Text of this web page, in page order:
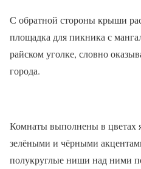
С обратной стороны крыши
площадка для пикника с
райском уголке, словно
города.
Комнаты выполнены в цветах
зелёными и чёрными
полукруглые ниши над ними